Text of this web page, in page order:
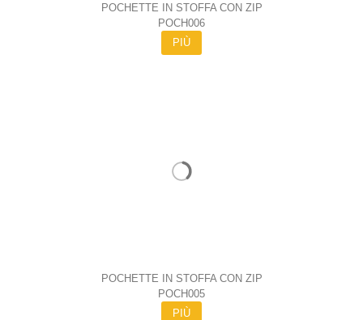
POCHETTE IN STOFFA CON ZIP
POCH006
PIÙ
POCHETTE IN STOFFA CON ZIP
POCH005
PIÙ